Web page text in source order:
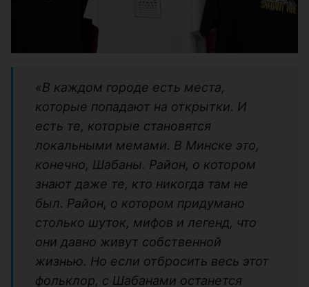
«В каждом городе есть места,
которые попадают на открытки. И
есть те, которые становятся
локальными мемами. В Минске это,
конечно, Шабаны. Район, о котором
знают даже те, кто никогда там не
был. Район, о котором придумано
столько шуток, мифов и легенд, что
они давно живут собственной
жизнью. Но если отбросить весь этот
фольклор, с Шабанами останется